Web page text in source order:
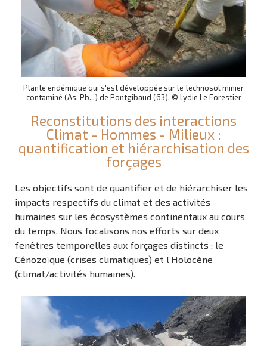
Plante endémique qui s'est développée sur le technosol minier
contaminé (As, Pb...) de Pontgibaud (63). © Lydie Le Forestier
Reconstitutions des interactions
Climat - Hommes - Milieux :
quantification et hiérarchisation des
forçages
Les objectifs sont de quantifier et de hiérarchiser les
impacts respectifs du climat et des activités
humaines sur les écosystèmes continentaux au cours
du temps. Nous focalisons nos efforts sur deux
fenêtres temporelles aux forçages distincts : le
Cénozoïque (crises climatiques) et l’Holocène
(climat/activités humaines).